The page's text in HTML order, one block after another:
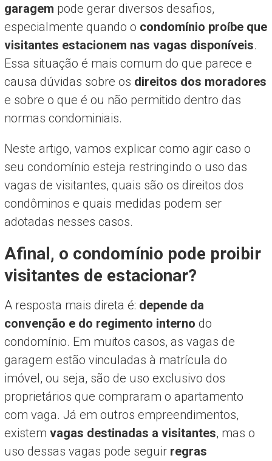
garagem pode gerar diversos desafios,
especialmente quando o condomínio proíbe que
visitantes estacionem nas vagas disponíveis.
Essa situação é mais comum do que parece e
causa dúvidas sobre os direitos dos moradores
e sobre o que é ou não permitido dentro das
normas condominiais.
Neste artigo, vamos explicar como agir caso o
seu condomínio esteja restringindo o uso das
vagas de visitantes, quais são os direitos dos
condôminos e quais medidas podem ser
adotadas nesses casos.
Afinal, o condomínio pode proibir
visitantes de estacionar?
A resposta mais direta é: depende da
convenção e do regimento interno do
condomínio. Em muitos casos, as vagas de
garagem estão vinculadas à matrícula do
imóvel, ou seja, são de uso exclusivo dos
proprietários que compraram o apartamento
com vaga. Já em outros empreendimentos,
existem vagas destinadas a visitantes, mas o
uso dessas vagas pode seguir regras